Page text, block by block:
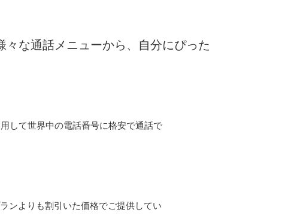
な通話メニューから、自分にぴった
して世界中の電話番号に格安で通話で
ンよりも割引いた価格でご提供してい